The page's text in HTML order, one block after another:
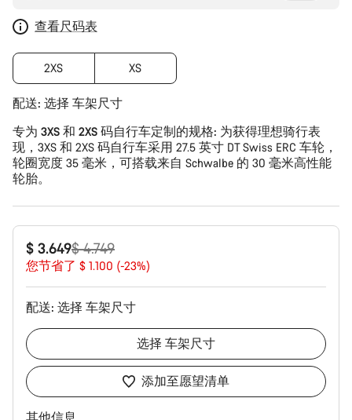
查看尺码表
2XS XS
配送: 选择 车架尺寸
专为 3XS 和 2XS 码自行车定制的规格: 为获得理想骑行表
现，3XS 和 2XS 码自行车采用 27.5 英寸 DT Swiss ERC 车轮，
轮圈宽度 35 毫米，可搭载来自 Schwalbe 的 30 毫米高性能
轮胎。
$ 3.649
原
价
$ 4.749
您节省了 $ 1.100 (-23%)
配送: 选择 车架尺寸
选择 车架尺寸
添加至愿望清单